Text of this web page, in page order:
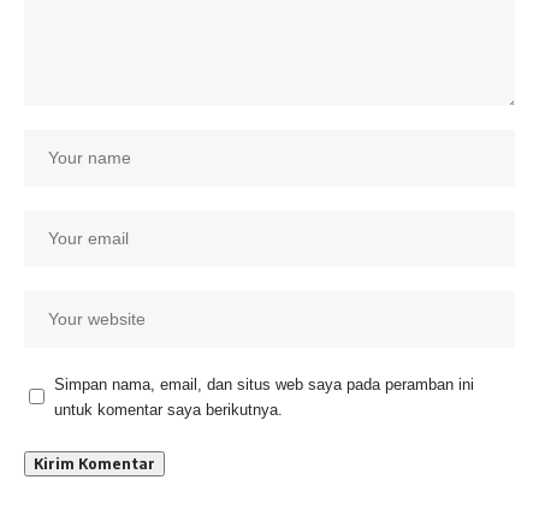
Simpan nama, email, dan situs web saya pada peramban ini
untuk komentar saya berikutnya.